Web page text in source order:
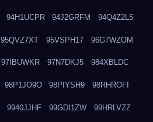
94H1UCPR 94J2GRFM 94Q4Z2L5
95QVZ7XT 95VSPH17 96G7WZOM
97IBUWKR 97N7DKJ5 984XBLDC
98P1JO9O 98PIYSH9 98RHROFI
9940JJHF 99GDI1ZW 99HRLVZZ